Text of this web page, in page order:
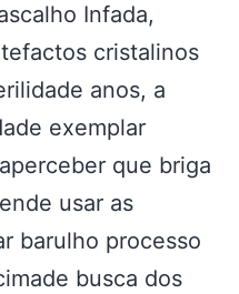
Infada,
cristalinos
anos, a
exemplar
que briga
usar as
barulho processo
busca dos